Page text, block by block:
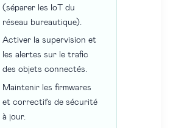
(séparer les IoT du
réseau bureautique).
Activer la supervision et
les alertes sur le trafic
des objets connectés.
Maintenir les firmwares
et correctifs de sécurité
à jour.